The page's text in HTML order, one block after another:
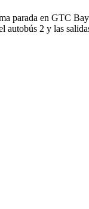
parada en GTC
autobús 2 y las